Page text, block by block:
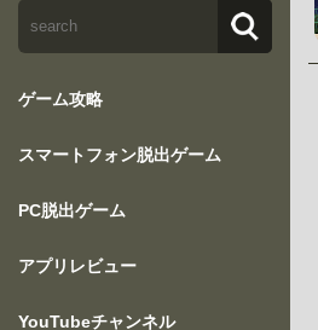
ゲーム攻略
スマートフォン脱出ゲーム
PC脱出ゲーム
アプリレビュー
YouTubeチャンネル